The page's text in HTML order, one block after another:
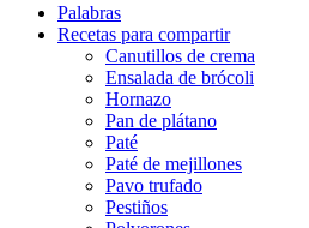
Palabras
Recetas para compartir
Canutillos de crema
Ensalada de brócoli
Hornazo
Pan de plátano
Paté
Paté de mejillones
Pavo trufado
Pestiños